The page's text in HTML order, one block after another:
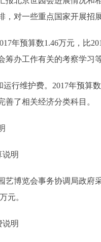
，对一些重点国家开展招
预算数1.46万元，比
筹办工作有关的考察学习
维护费。2017年预算数
善了相关经济分类科目。
明
博览会事务协调局政府采
元。
明